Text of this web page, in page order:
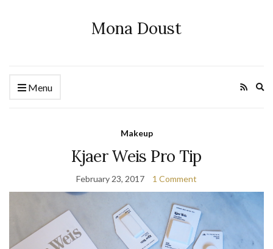
Mona Doust
Menu
Makeup
Kjaer Weis Pro Tip
February 23, 2017 1 Comment